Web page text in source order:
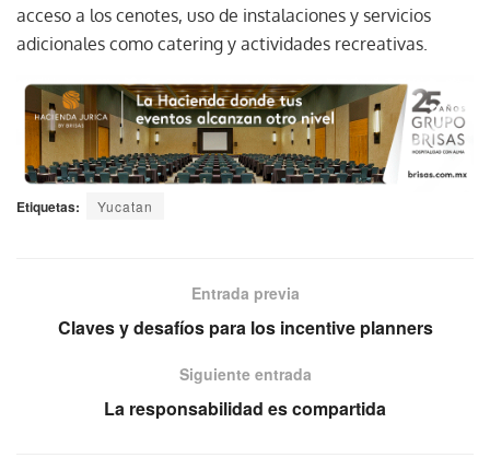
acceso a los cenotes, uso de instalaciones y servicios
adicionales como catering y actividades recreativas.
Etiquetas: Yucatan
Entrada previa
Claves y desafíos para los incentive planners
Siguiente entrada
La responsabilidad es compartida